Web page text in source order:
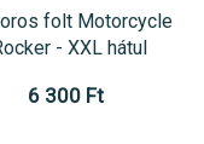
folt Motorcycle
- XXL hátul
6 300 Ft